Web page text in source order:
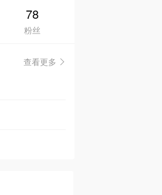
🇦🇺
🇳🇿新西兰
78
粉丝
查看更多